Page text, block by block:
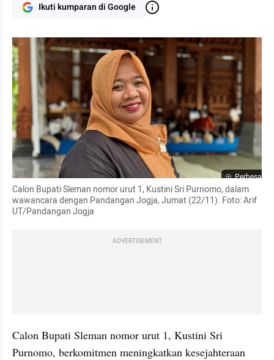
Ikuti kumparan di Google
Perbesar
Calon Bupati Sleman nomor urut 1, Kustini Sri Purnomo, dalam
wawancara dengan Pandangan Jogja, Jumat (22/11). Foto: Arif
UT/Pandangan Jogja
ADVERTISEMENT
Calon Bupati Sleman nomor urut 1, Kustini Sri
Purnomo, berkomitmen meningkatkan kesejahteraan